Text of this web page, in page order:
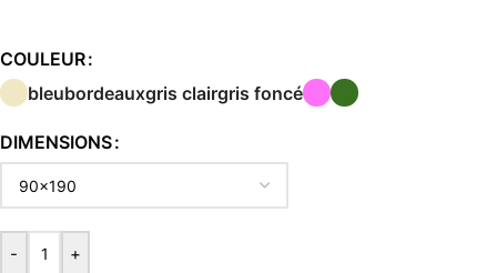
COULEUR
bleubordeauxgris clairgris foncé
DIMENSIONS
- +